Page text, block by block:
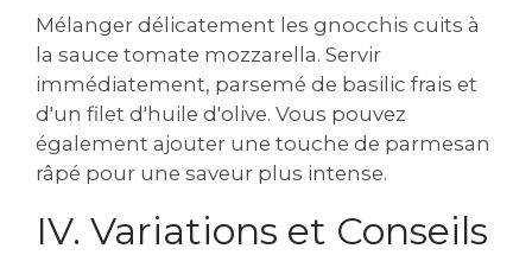
Mélanger délicatement les gnocchis cuits à
la sauce tomate mozzarella. Servir
immédiatement, parsemé de basilic frais et
d'un filet d'huile d'olive. Vous pouvez
également ajouter une touche de parmesan
râpé pour une saveur plus intense.
IV. Variations et Conseils